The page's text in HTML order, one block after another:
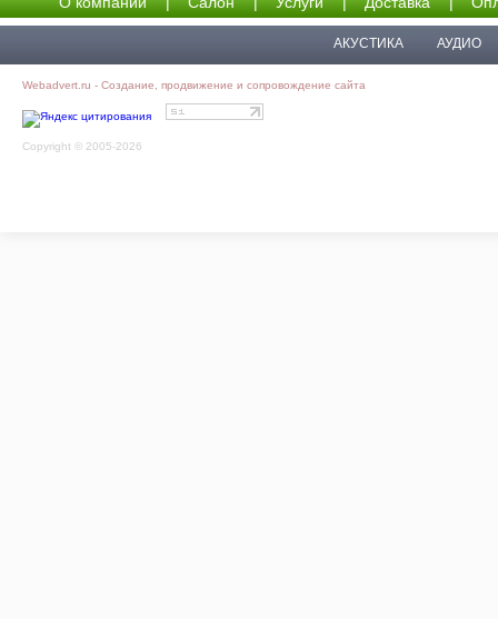
АКУСТИКА АУДИО
Webadvert.ru - Создание, продвижение и сопровождение сайта
Copyright © 2005-2026